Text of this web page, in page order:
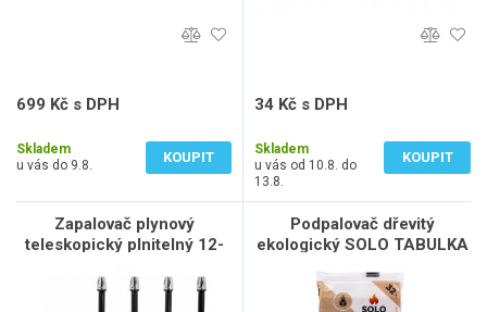
699 Kč s DPH
Skladem
u vás do 9.8.
KOUPIT
34 Kč s DPH
Skladem
u vás od 10.8. do
13.8.
KOUPIT
Zapalovač plynový
teleskopický plnitelný 12-
Podpalovač dřevitý
ekologický SOLO TABULKA